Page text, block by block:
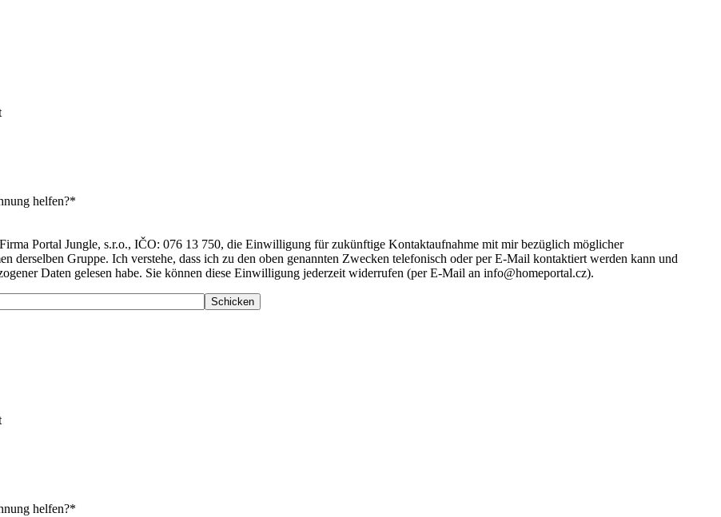
helfen?*
Portal Jungle, s.r.o., IČO: 076 13 750, die Einwilligung für zukünftige Kontaktaufnahme mit mir bezüglich möglicher
derselben Gruppe. Ich verstehe, dass ich zu den oben genannten Zwecken telefonisch oder per E-Mail kontaktiert werden kann und
Daten gelesen habe. Sie können diese Einwilligung jederzeit widerrufen (per E-Mail an info@homeportal.cz).
helfen?*